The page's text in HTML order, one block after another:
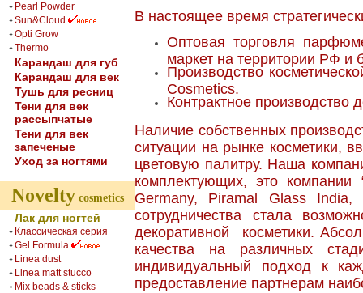
Pearl Powder
Sun&Cloud
Opti Grow
Thermo
Карандаш для губ
Карандаш для век
Тушь для ресниц
Тени для век
рассыпчатые
Тени для век
запеченые
Уход за ногтями
Novelty cosmetics
Лак для ногтей
Классическая серия
Gel Formula
Linea dust
Linea matt stucco
Mix beads & sticks
В настоящее время
Оптовая торговля
маркет на территории РФ и
Производство
Cosmetics.
Контрактное производство
Наличие собственных
ситуации на рынке косметики,
цветовую палитру. Наша
комплектующих, это компании
Germany, Piramal Glass
сотрудничества стала
декоративной косметики.
качества на различных
индивидуальный подход к
предоставление партнерам